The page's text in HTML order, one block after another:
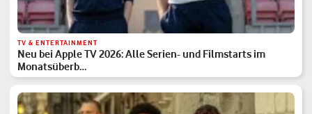
TV & ENTERTAINMENT
Neu bei Apple TV 2026: Alle Serien- und Filmstarts im
Monatsüberb…